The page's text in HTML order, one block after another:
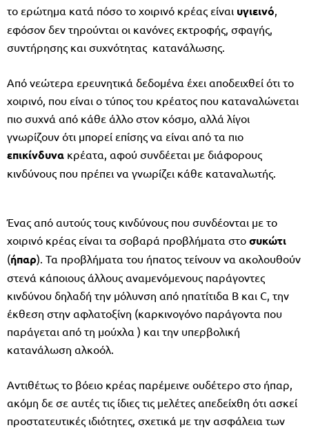
το ερώτημα κατά πόσο το χοιρινό κρέας είναι υγιεινό
εφόσον δεν τηρούνται οι κανόνες εκτροφής, σφαγής,
συντήρησης και συχνότητας κατανάλωσης.
Από νεώτερα ερευνητικά δεδομένα έχει αποδειχθεί ότι το
χοιρινό, που είναι ο τύπος του κρέατος που καταναλώνεται
πιο συχνά από κάθε άλλο στον κόσμο, αλλά λίγοι
γνωρίζουν ότι μπορεί επίσης να είναι από τα πιο
επικίνδυνα κρέατα, αφού συνδέεται με διάφορους
κινδύνους που πρέπει να γνωρίζει κάθε καταναλωτής.
Ένας από αυτούς τους κινδύνους που συνδέονται με το
χοιρινό κρέας είναι τα σοβαρά προβλήματα στο συκώτι
(ήπαρ). Τα προβλήματα του ήπατος τείνουν να ακολουθούν
στενά κάποιους άλλους αναμενόμενους παράγοντες
κινδύνου δηλαδή την μόλυνση από ηπατίτιδα Β και C, την
έκθεση στην αφλατοξίνη (καρκινογόνο παράγοντα που
παράγεται από τη μούχλα ) και την υπερβολική
κατανάλωση αλκοόλ.
Αντιθέτως το βόειο κρέας παρέμεινε ουδέτερο στο ήπαρ,
ακόμη δε σε αυτές τις ίδιες τις μελέτες απεδείχθη ότι ασκεί
προστατευτικές ιδιότητες, σχετικά με την ασφάλεια των